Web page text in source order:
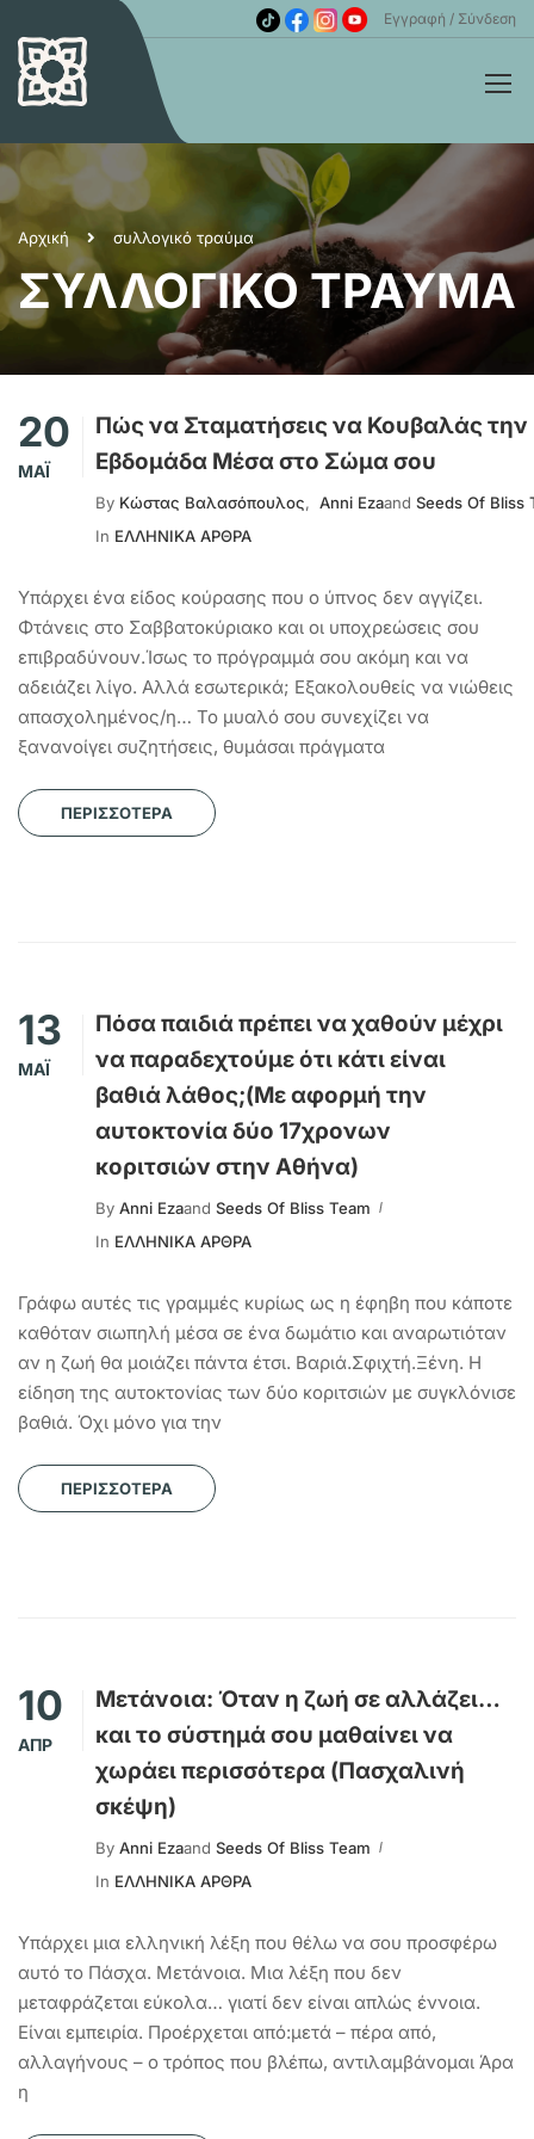
Εγγραφή Σύνδεση
Αρχική συλλογικό τραύμα
ΣΥΛΛΟΓΙΚΌ ΤΡΑΎΜΑ
20
ΜΆΙ
Πώς να Σταματήσεις να Κουβαλάς την
Εβδομάδα Μέσα στο Σώμα σου
By Κώστας Βαλασόπουλος, Anni Ezaand Seeds Of Bliss
In ΕΛΛΗΝΙΚΑ ΑΡΘΡΑ
Υπάρχει ένα είδος κούρασης που ο ύπνος δεν αγγίζει.
Φτάνεις στο Σαββατοκύριακο και οι υποχρεώσεις σου
επιβραδύνουν.Ίσως το πρόγραμμά σου ακόμη και να
αδειάζει λίγο. Αλλά εσωτερικά; Εξακολουθείς να νιώθεις
απασχολημένος/η… Το μυαλό σου συνεχίζει να
ξανανοίγει συζητήσεις, θυμάσαι πράγματα
ΠΕΡΙΣΣΌΤΕΡΑ
13
ΜΆΙ
Πόσα παιδιά πρέπει να χαθούν μέχρι
να παραδεχτούμε ότι κάτι είναι
βαθιά λάθος;(Με αφορμή την
αυτοκτονία δύο 17χρονων
κοριτσιών στην Αθήνα)
By Anni Ezaand Seeds Of Bliss Team
In ΕΛΛΗΝΙΚΑ ΑΡΘΡΑ
Γράφω αυτές τις γραμμές κυρίως ως η έφηβη που κάποτε
καθόταν σιωπηλή μέσα σε ένα δωμάτιο και αναρωτιόταν
αν η ζωή θα μοιάζει πάντα έτσι. Βαριά.Σφιχτή.Ξένη. Η
είδηση της αυτοκτονίας των δύο κοριτσιών με συγκλόνισε
βαθιά. Όχι μόνο για την
ΠΕΡΙΣΣΌΤΕΡΑ
10
ΑΠΡ
Μετάνοια: Όταν η ζωή σε αλλάζει…
και το σύστημά σου μαθαίνει να
χωράει περισσότερα (Πασχαλινή
σκέψη)
By Anni Ezaand Seeds Of Bliss Team
In ΕΛΛΗΝΙΚΑ ΑΡΘΡΑ
Υπάρχει μια ελληνική λέξη που θέλω να σου προσφέρω
αυτό το Πάσχα. Μετάνοια. Μια λέξη που δεν
μεταφράζεται εύκολα… γιατί δεν είναι απλώς έννοια.
Είναι εμπειρία. Προέρχεται από:μετά – πέρα από,
αλλαγήνους – ο τρόπος που βλέπω, αντιλαμβάνομαι Άρα
η